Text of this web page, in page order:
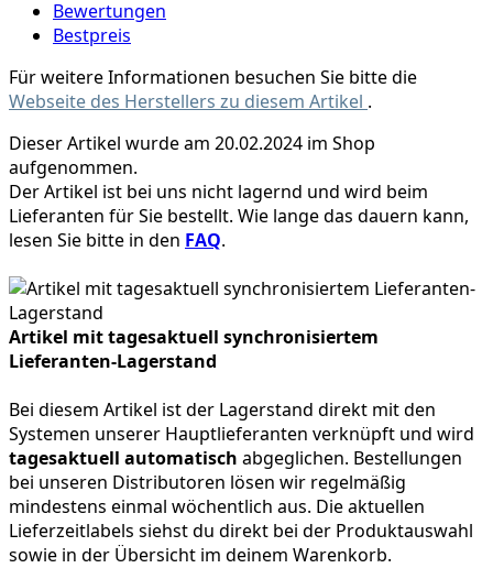
Bewertungen
Bestpreis
Für weitere Informationen besuchen Sie bitte die
Webseite des Herstellers zu diesem Artikel .
Dieser Artikel wurde am 20.02.2024 im Shop
aufgenommen.
Der Artikel ist bei uns nicht lagernd und wird beim
Lieferanten für Sie bestellt. Wie lange das dauern kann,
lesen Sie bitte in den FAQ.
Artikel mit tagesaktuell synchronisiertem
Lieferanten-Lagerstand
Bei diesem Artikel ist der Lagerstand direkt mit den
Systemen unserer Hauptlieferanten verknüpft und wird
tagesaktuell automatisch abgeglichen. Bestellungen
bei unseren Distributoren lösen wir regelmäßig
mindestens einmal wöchentlich aus. Die aktuellen
Lieferzeitlabels siehst du direkt bei der Produktauswahl
sowie in der Übersicht im deinem Warenkorb.